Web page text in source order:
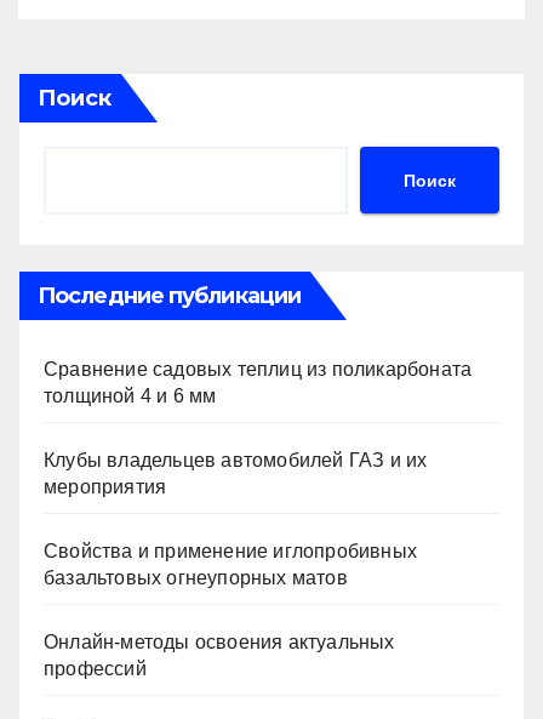
Поиск
Поиск
Последние публикации
Сравнение садовых теплиц из поликарбоната
толщиной 4 и 6 мм
Клубы владельцев автомобилей ГАЗ и их
мероприятия
Свойства и применение иглопробивных
базальтовых огнеупорных матов
Онлайн-методы освоения актуальных
профессий